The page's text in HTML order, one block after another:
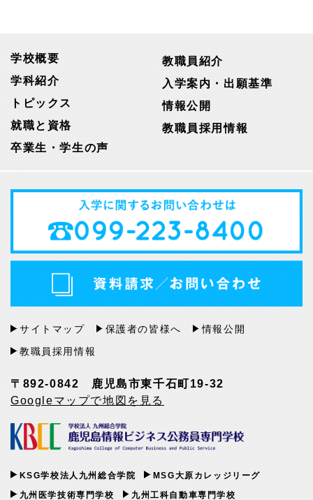
学校概要
学科紹介
トピックス
就職と資格
卒業生・学生の声
教職員紹介
入学案内・出願基準
情報公開
教職員採用情報
〒892-0842 鹿児島市東千石町19-32
Googleマップで地図を見る
KSG学校法人九州総合学院
MSG大原カレッジリーグ
九州医学技術専門学校
九州工科自動車専門学校
サイトマップ 保護者の皆様へ
情報公開
教職員採用情報